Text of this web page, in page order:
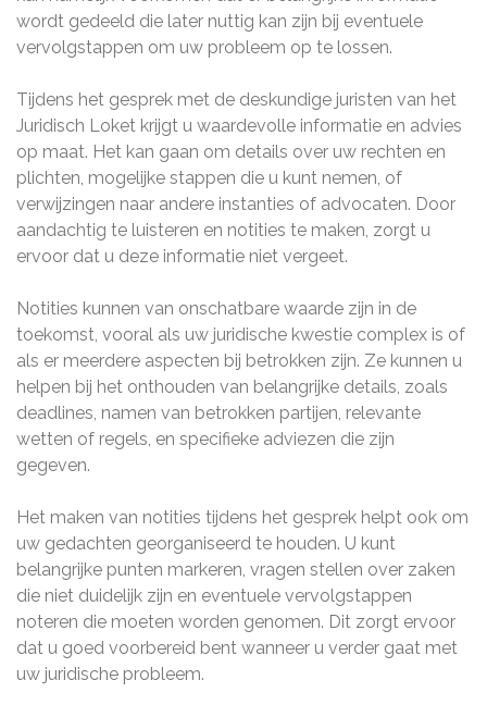
wordt gedeeld die later nuttig kan zijn bij eventuele
vervolgstappen om uw probleem op te lossen.
Tijdens het gesprek met de deskundige juristen van het
Juridisch Loket krijgt u waardevolle informatie en advies
op maat. Het kan gaan om details over uw rechten en
plichten, mogelijke stappen die u kunt nemen, of
verwijzingen naar andere instanties of advocaten. Door
aandachtig te luisteren en notities te maken, zorgt u
ervoor dat u deze informatie niet vergeet.
Notities kunnen van onschatbare waarde zijn in de
toekomst, vooral als uw juridische kwestie complex is of
als er meerdere aspecten bij betrokken zijn. Ze kunnen u
helpen bij het onthouden van belangrijke details, zoals
deadlines, namen van betrokken partijen, relevante
wetten of regels, en specifieke adviezen die zijn
gegeven.
Het maken van notities tijdens het gesprek helpt ook om
uw gedachten georganiseerd te houden. U kunt
belangrijke punten markeren, vragen stellen over zaken
die niet duidelijk zijn en eventuele vervolgstappen
noteren die moeten worden genomen. Dit zorgt ervoor
dat u goed voorbereid bent wanneer u verder gaat met
uw juridische probleem.